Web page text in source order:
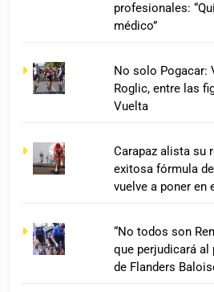
profesionales:
médico”
No solo Pogacar:
Roglic, entre las
Vuelta
Carapaz alista su
exitosa fórmula
vuelve a poner en
“No todos son
que perjudicará
de Flanders